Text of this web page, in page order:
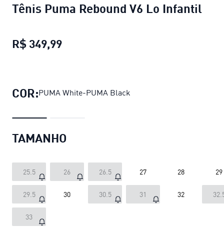
Tênis Puma Rebound V6 Lo Infantil
R$ 349,99
COR:PUMA White-PUMA Black
TAMANHO
25.5 26 26.5 27 28 29
29.5 30 30.5 31 32
33